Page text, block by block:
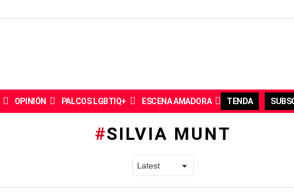
OPINIÓN PALCOS LGBTIQ+ ESCENA AMADORA TENDA
SILVIA MUNT